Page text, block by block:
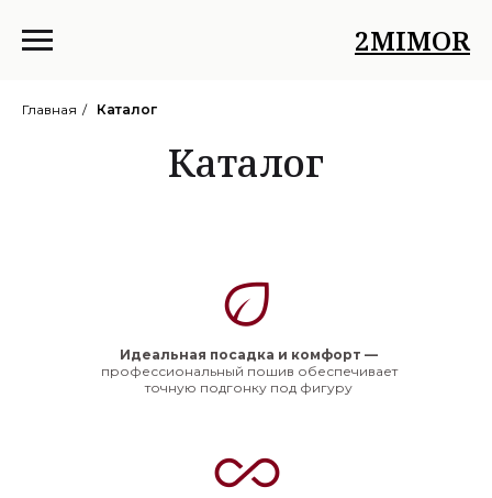
2MIMOR
Главная / Каталог
Каталог
Идеальная посадка и комфорт —
профессиональный пошив обеспечивает
точную подгонку под фигуру